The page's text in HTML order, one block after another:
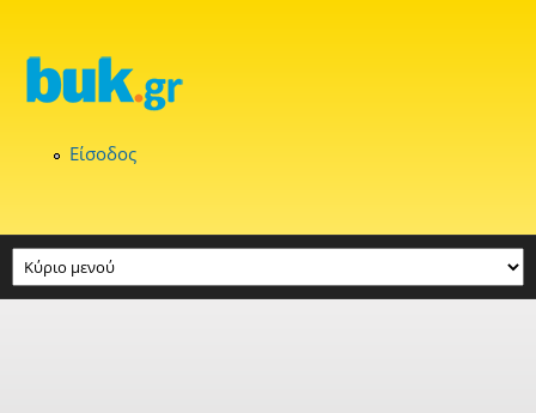
Είσοδος